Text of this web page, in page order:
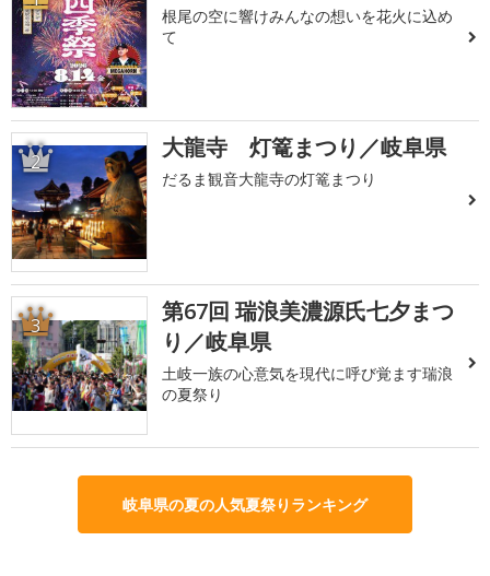
根尾の空に響けみんなの想いを花火に込め
て
2 大龍寺 灯篭まつり／岐阜県
だるま観音大龍寺の灯篭まつり
3
第67回 瑞浪美濃源氏七夕まつ
り／岐阜県
土岐一族の心意気を現代に呼び覚ます瑞浪
の夏祭り
岐阜県の夏の人気夏祭りランキング